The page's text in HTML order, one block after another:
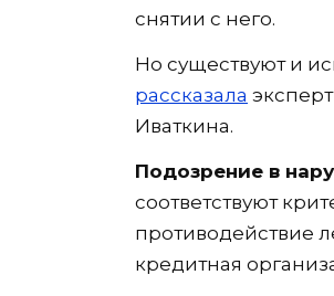
снятии с него.
Но существуют и
рассказала
Иваткина.
Подозрение в
соответствуют
противодействие
кредитная